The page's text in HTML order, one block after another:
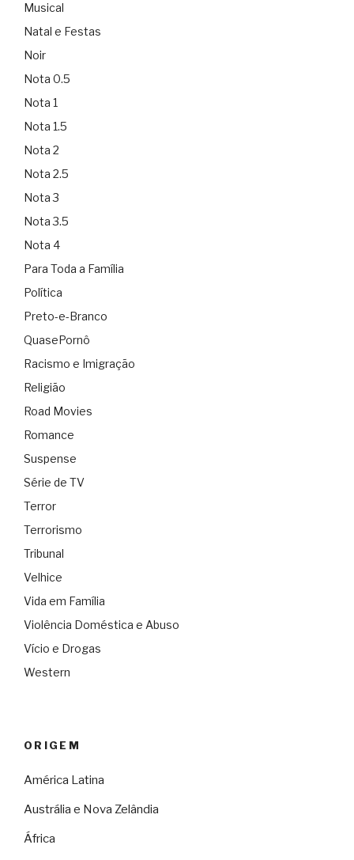
Musical
Natal e Festas
Noir
Nota 0.5
Nota 1
Nota 1.5
Nota 2
Nota 2.5
Nota 3
Nota 3.5
Nota 4
Para Toda a Família
Política
Preto-e-Branco
QuasePornô
Racismo e Imigração
Religião
Road Movies
Romance
Suspense
Série de TV
Terror
Terrorismo
Tribunal
Velhice
Vida em Família
Violência Doméstica e Abuso
Vício e Drogas
Western
ORIGEM
América Latina
Austrália e Nova Zelândia
África